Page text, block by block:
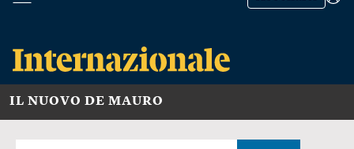
IL NUOVO DE MAURO